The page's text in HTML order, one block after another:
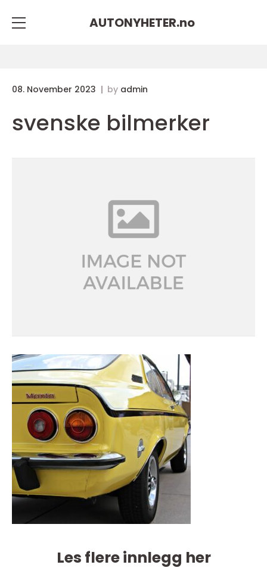
AUTONYHETER.no
08. November 2023 by admin
svenske bilmerker
Les flere innlegg her